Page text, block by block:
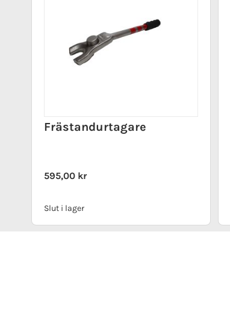
Frästandurtagare
595,00 kr
Slut i lager